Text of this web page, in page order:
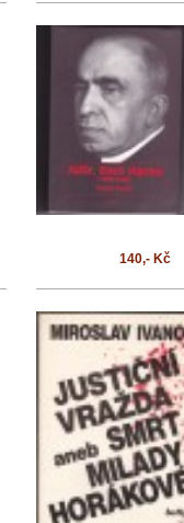
140,- Kč